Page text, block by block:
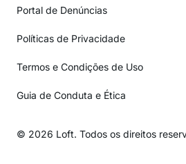
Portal de Denúncias
Políticas de Privacidade
Termos e Condições de Uso
Guia de Conduta e Ética
© 2026 Loft. Todos os direitos